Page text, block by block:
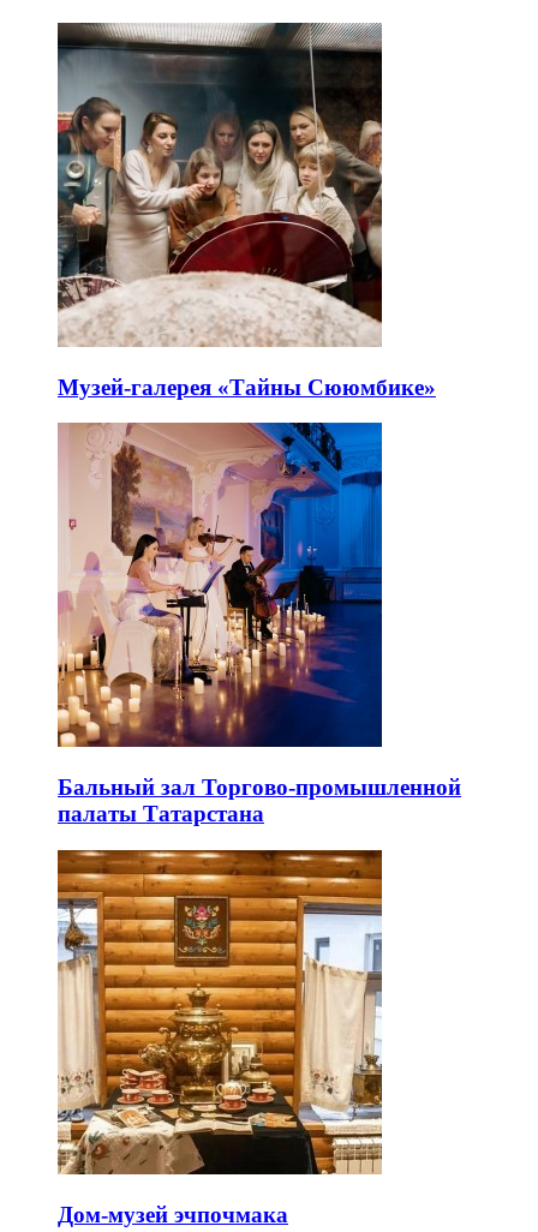
Музей-галерея «Тайны Сююмбике»
Бальный зал Торгово-промышленной
палаты Татарстана
Дом-музей эчпочмака